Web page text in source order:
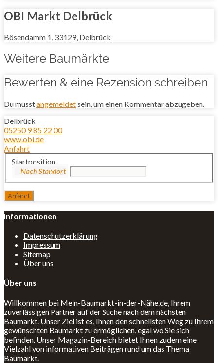
OBI Markt Delbrück
Bösendamm 1, 33129, Delbrück
Weitere Baumärkte
Bewerten & eine Rezension schreiben
Du musstangemeldetsein, um einen Kommentar abzugeben.
Delbrück
05250 9 85 22 00
www.obi.de
Anfahrt
Startposition
Informationen
Datenschutzerklärung
Impressum
Sitemap
Über uns
Über uns
Willkommen bei Mein-Baumarkt-in-der-Nähe.de, Ihrem
zuverlässigen Partner auf der Suche nach dem nächsten
Baumarkt. Unser Ziel ist es, Ihnen den schnellsten Weg zu Ihrem
gewünschten Baumarkt zu ermöglichen, egal wo Sie sich
befinden. Unser Magazin-Bereich bietet Ihnen zudem eine
Vielzahl von informativen Beiträgen rund um das Thema
Baumarkt.